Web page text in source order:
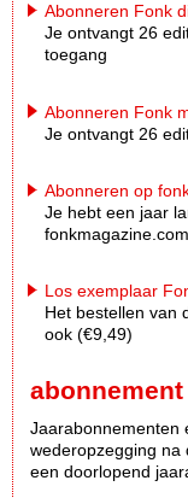
Abonneren Fonk
Je ontvangt 26
toegang
Abonneren Fonk
Je ontvangt 26
Abonneren op
Je hebt een jaar
fonkmagazine.com
Los exemplaar
Het bestellen van
ook (€9,49)
Jaarabonnementen
wederopzegging na
een doorlopend